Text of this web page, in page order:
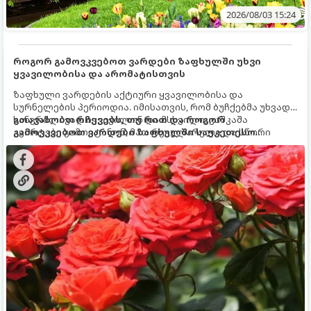
2026/08/03 15:24
როგორ გამოვკვებოთ ვარდები ზაფხულში უხვი
ყვავილობისა და არომატისთვის
ზაფხული ვარდების აქტიური ყვავილობისა და
სურნელების პერიოდია. იმისათვის, რომ ბუჩქებმა უხვად,
ხანგრძლივად იყვავილონ და მსხვილი, კაშკაშა
კვირტები გამოიტანონ, მათ რეგულარული და სწორი
გამოკვება სჭირდებათ. ზაფხულის პერიოდში მცენარის
მოთხოვნილებები იცვლება, ამიტომ მნიშვნელოვანია
ვიცოდეთ, რომელი სასუქები გამოიყენება ამ დროს.
გთავაზობთ რჩევებს, თუ რით და როგორ
გამოვკვებოთ ვარდები ზაფხულში საუკეთესო
შედეგის მისაღწევად: